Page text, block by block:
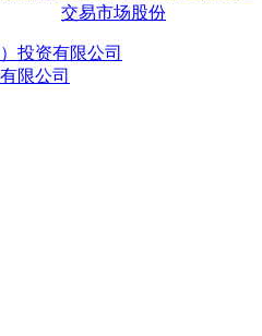
交易市场股份
投资有限公司
限公司